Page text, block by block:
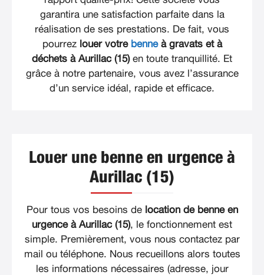
garantira une satisfaction parfaite dans la
réalisation de ses prestations. De fait, vous
pourrez louer votre benneà gravats et à
déchets à Aurillac (15)en toute tranquillité. Et
grâce à notre partenaire, vous avez l’assurance
d’un service idéal, rapide et efficace.
Louer une benne en urgence à
Aurillac (15)
Pour tous vos besoins de location de benne en
urgence à Aurillac (15), le fonctionnement est
simple. Premièrement, vous nous contactez par
mail ou téléphone. Nous recueillons alors toutes
les informations nécessaires (adresse, jour